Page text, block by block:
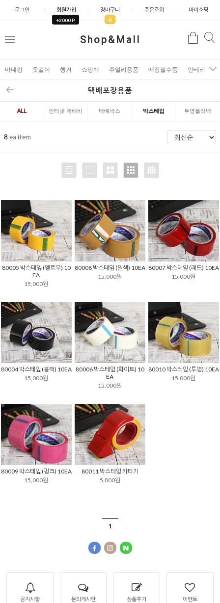
로그인 회원가입
+2000 P
장바구니
0
주문조회 마이쇼핑
Shop&Mall
메
검
마네킹 옷걸이 행거 쇼핑백 주얼리용품 매장필수품 인테리어소
택배포장용품
ALL 인터넷 택배비 택배박스 박스테입 투명폴리백
8 ea item
80005 박스테잎 (옐로우) 10
EA
15,000원
80008 박스테잎 (원색) 10EA
15,000원
80007 박스테잎 (레드) 10EA
15,000원
80004 박스테잎 (블랙) 10EA
15,000원
80006 박스테잎 (화이트) 10
EA
15,000원
80010 박스테잎 (투명) 10EA
15,000원
80009 박스테잎 (핑크) 10EA
15,000원
80011 박스테잎 카타기
5,000원
1
공지사항 문의게시판 상품후기 이벤트